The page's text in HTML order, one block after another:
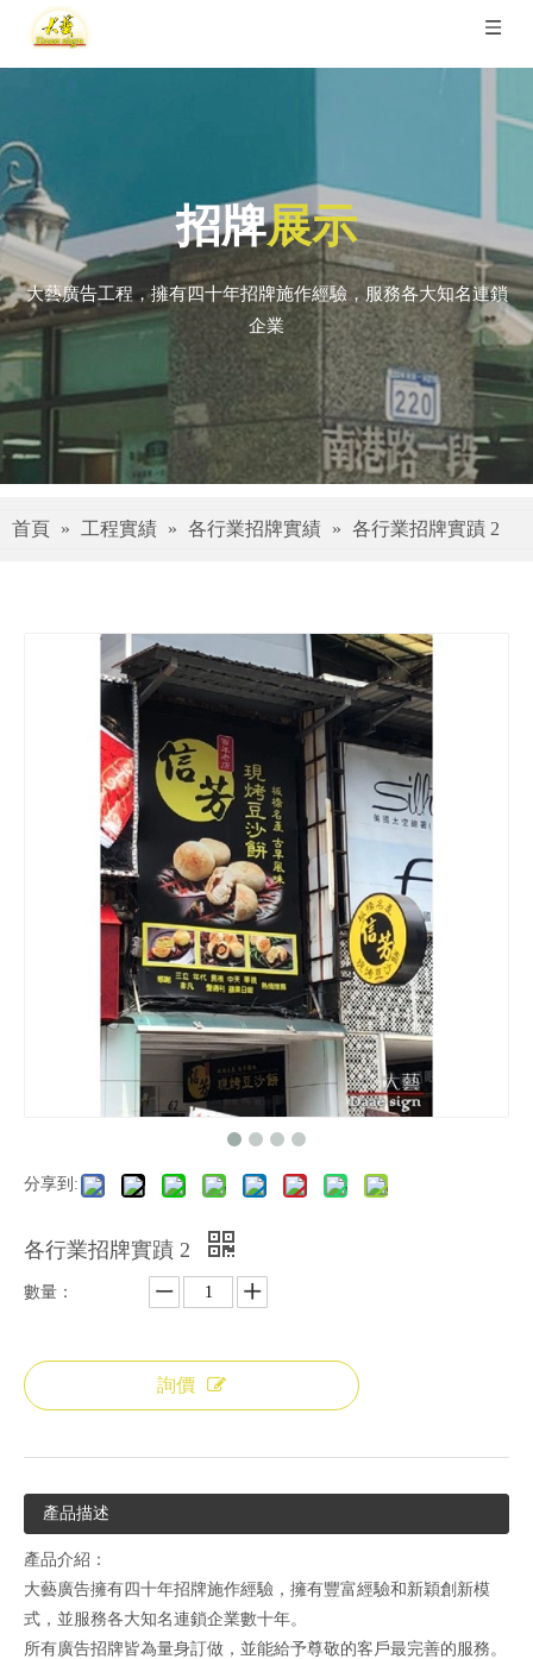
招牌展示
大藝廣告工程，擁有四十年招牌施作經驗，服務各大知名連鎖
企業
首頁 » 工程實績 » 各行業招牌實績 » 各行業招牌實蹟 2
分享到:
各行業招牌實蹟 2
數量：
詢價
產品描述
產品介紹：
大藝廣告擁有四十年招牌施作經驗，擁有豐富經驗和新穎創新模
式，並服務各大知名連鎖企業數十年。
所有廣告招牌皆為量身訂做，並能給予尊敬的客戶最完善的服務。